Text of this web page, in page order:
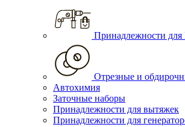
Принадлежности для
Отрезные и
Автохимия
Заточные наборы
Принадлежности для вытяжек
Принадлежности для